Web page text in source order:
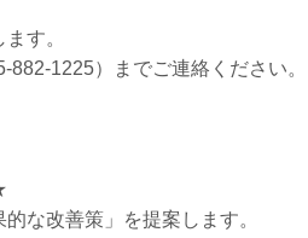
す。
1225）までご連絡ください。
な改善策」を提案します。